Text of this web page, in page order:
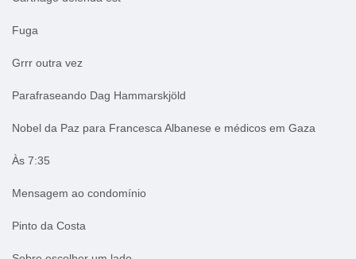
Fuga
Grrr outra vez
Parafraseando Dag Hammarskjöld
Nobel da Paz para Francesca Albanese e médicos em Gaza
Às 7:35
Mensagem ao condomínio
Pinto da Costa